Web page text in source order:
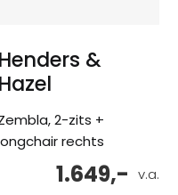
Henders &
Hazel
2-zits +
rechts
v.a.
1.649,-